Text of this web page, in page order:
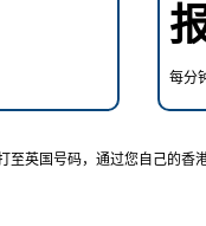
每分
英国号码，通过您自己的